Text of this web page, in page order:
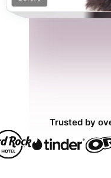
Trusted by